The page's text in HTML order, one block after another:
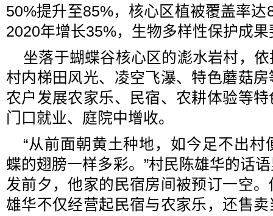
50%提升至85%，核心区植被覆盖率
2020年增长35%，生物多样性保护成果
坐落于蝴蝶谷核心区的滮水岩村，
村内梯田风光、凌空飞瀑、特色蘑菇
农户发展农家乐、民宿、农耕体验等
门口就业、庭院中增收。
“从前面朝黄土种地，如今足不出
蝶的翅膀一样多彩。”村民陈雄华的话
发前夕，他家的民宿房间被预订一空
雄华不仅经营起民宿与农家乐，还售